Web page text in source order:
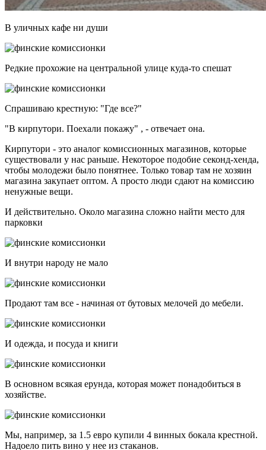
В уличных кафе ни души
Редкие прохожие на центральной улице куда-то спешат
Спрашиваю крестную: "Где все?"
"В кирпутори. Поехали покажу" , - отвечает она.
Кирпутори - это аналог комиссионных магазинов, которые
существовали у нас раньше. Некоторое подобие секонд-хенда,
чтобы молодежи было понятнее. Только товар там не хозяин
магазина закупает оптом. А просто люди сдают на комиссию
ненужные вещи.
И действительно. Около магазина сложно найти место для
парковки
И внутри народу не мало
Продают там все - начиная от бутовых мелочей до мебели.
И одежда, и посуда и книги
В основном всякая ерунда, которая может понадобиться в
хозяйстве.
Мы, например, за 1.5 евро купили 4 винных бокала крестной.
Надоело пить вино у нее из стаканов.